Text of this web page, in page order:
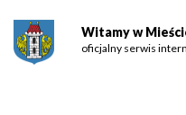
Witamy w
oficjalny serwis